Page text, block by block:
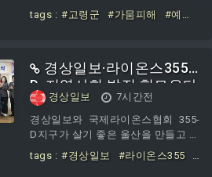
해 총력을 기울이고 있다. 올해 2월
부터 7월까지 6개월간 평균 강우량
50%에 불과해 농업용수 부족이 심화
되고 있는 상황이다. 이에 고령군은
가뭄 장기화에 대비해 저수지, 암반
tags : #고령군 #가뭄피해
#예
경상일보·라이온스355-
D, 지역사회 발전 힘모은다
경상일보
7시간전
경상일보와 국제라이온스협회 355-
D지구가 살기 좋은 울산을 만들고 지
역사회 발전에 기여하기 위해 힘을
모은다. 본사와 국제라이온스협회
tags : #경상일보 #라이온스355